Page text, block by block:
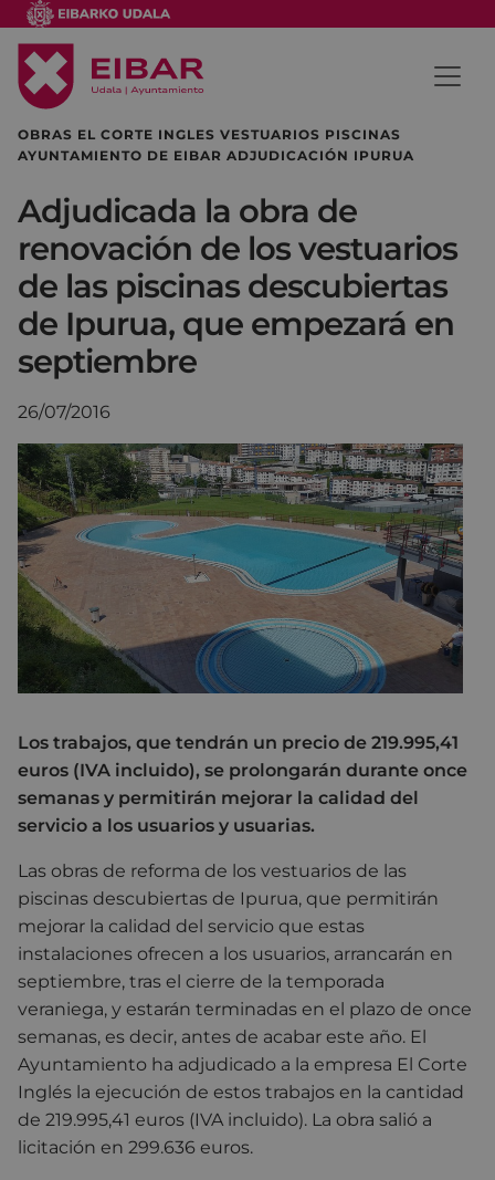
OBRAS EL CORTE INGLES VESTUARIOS PISCINAS
AYUNTAMIENTO DE EIBAR ADJUDICACIÓN IPURUA
Adjudicada la obra de
renovación de los vestuarios
de las piscinas descubiertas
de Ipurua, que empezará en
septiembre
26/07/2016
Los trabajos, que tendrán un precio de 219.995,41
euros (IVA incluido), se prolongarán durante once
semanas y permitirán mejorar la calidad del
servicio a los usuarios y usuarias.
Las obras de reforma de los vestuarios de las
piscinas descubiertas de Ipurua, que permitirán
mejorar la calidad del servicio que estas
instalaciones ofrecen a los usuarios, arrancarán en
septiembre, tras el cierre de la temporada
veraniega, y estarán terminadas en el plazo de once
semanas, es decir, antes de acabar este año. El
Ayuntamiento ha adjudicado a la empresa El Corte
Inglés la ejecución de estos trabajos en la cantidad
de 219.995,41 euros (IVA incluido). La obra salió a
licitación en 299.636 euros.